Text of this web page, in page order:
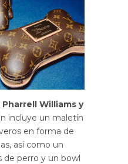
Pharrell Williams y
incluye un maletín
en forma de
así como un
de perro y un bowl